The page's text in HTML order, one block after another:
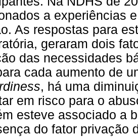
a experiências
As respostas para
geraram dois
das necessidades
cada aumento de
, há uma
em risco para o
esteve associado a
do fator privação